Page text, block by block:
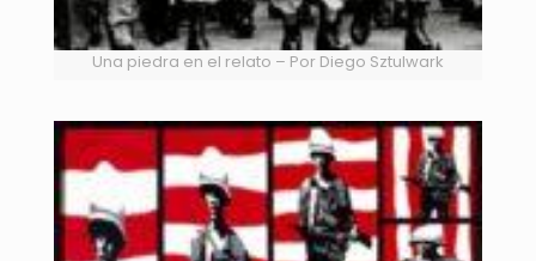
Una piedra en el relato – Por Diego Sztulwark